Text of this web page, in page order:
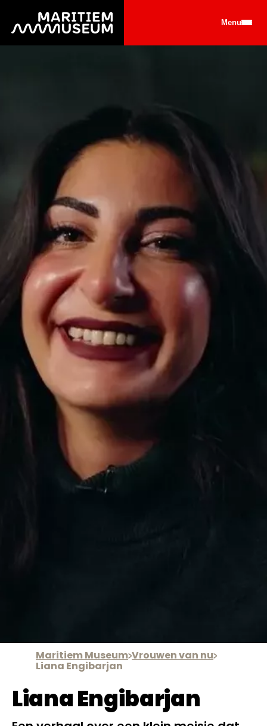
Ga naar de hoofdinhoud Menu
Maritiem Museum Vrouwen van nu
Liana Engibarjan
Liana Engibarjan